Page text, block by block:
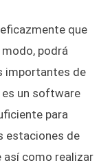
que
podrá
importantes de
es un software
para
estaciones de
así como realizar